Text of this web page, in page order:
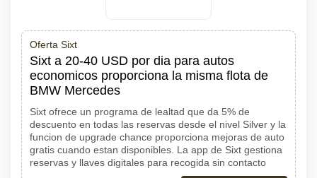
Oferta Sixt
Sixt a 20-40 USD por dia para autos
economicos proporciona la misma flota de
BMW Mercedes
Sixt ofrece un programa de lealtad que da 5% de
descuento en todas las reservas desde el nivel Silver y la
funcion de upgrade chance proporciona mejoras de auto
gratis cuando estan disponibles. La app de Sixt gestiona
reservas y llaves digitales para recogida sin contacto